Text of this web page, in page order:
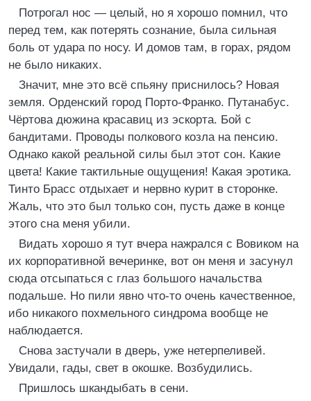
Потрогал нос — целый, но я хорошо помнил, что
перед тем, как потерять сознание, была сильная
боль от удара по носу. И домов там, в горах, рядом
не было никаких.
Значит, мне это всё спьяну приснилось? Новая
земля. Орденский город Порто-Франко. Путанабус.
Чёртова дюжина красавиц из эскорта. Бой с
бандитами. Проводы полкового козла на пенсию.
Однако какой реальной силы был этот сон. Какие
цвета! Какие тактильные ощущения! Какая эротика.
Тинто Брасс отдыхает и нервно курит в сторонке.
Жаль, что это был только сон, пусть даже в конце
этого сна меня убили.
Видать хорошо я тут вчера нажрался с Вовиком на
их корпоративной вечеринке, вот он меня и засунул
сюда отсыпаться с глаз большого начальства
подальше. Но пили явно что-то очень качественное,
ибо никакого похмельного синдрома вообще не
наблюдается.
Снова застучали в дверь, уже нетерпеливей.
Увидали, гады, свет в окошке. Возбудились.
Пришлось шкандыбать в сени.